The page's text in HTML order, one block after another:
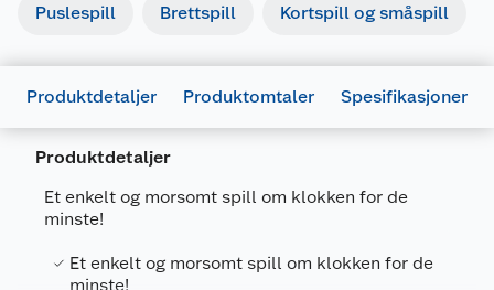
Puslespill Brettspill Kortspill og småspill
Produktdetaljer Produktomtaler Spesifikasjoner
Produktdetaljer
Et enkelt og morsomt spill om klokken for de
minste!
Et enkelt og morsomt spill om klokken for de
minste!
Generelt